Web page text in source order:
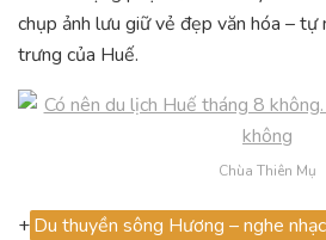
chụp ảnh lưu giữ vẻ đẹp văn hóa – tự
trưng của Huế.
Chùa Thiên Mụ
+Du thuyền sông Hương – nghe